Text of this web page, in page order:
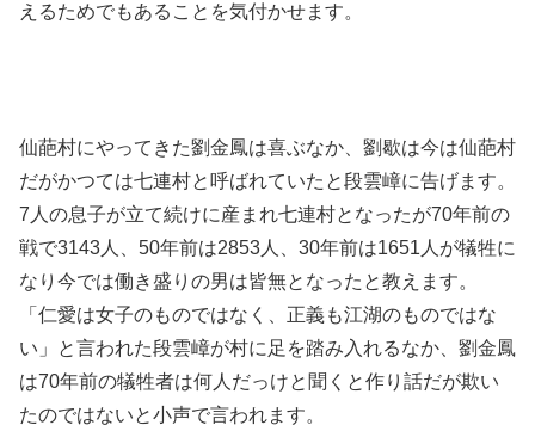
えるためでもあることを気付かせます。
仙葩村にやってきた劉金鳳は喜ぶなか、劉歇は今は仙葩村
だがかつては七連村と呼ばれていたと段雲嶂に告げます。
7人の息子が立て続けに産まれ七連村となったが70年前の
戦で3143人、50年前は2853人、30年前は1651人が犠牲に
なり今では働き盛りの男は皆無となったと教えます。
「仁愛は女子のものではなく、正義も江湖のものではな
い」と言われた段雲嶂が村に足を踏み入れるなか、劉金鳳
は70年前の犠牲者は何人だっけと聞くと作り話だが欺い
たのではないと小声で言われます。